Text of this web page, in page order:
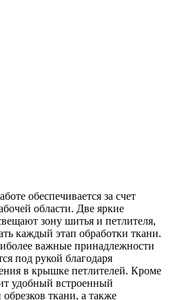
обеспечивается за счет
области. Две яркие
зону шитья и петлителя,
каждый этап обработки ткани.
важные принадлежности
под рукой благодаря
в крышке петлителей. Кроме
удобный встроенный
ткани, а также